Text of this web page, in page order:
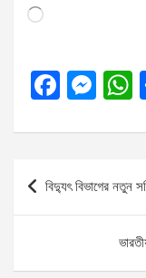
Loading…
F
ce
o
M
se
g
er
s
Post
navigation
বিদ্যুৎ বিভাগের নতুন